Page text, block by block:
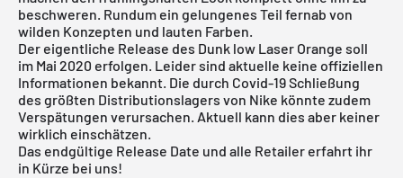
beschweren. Rundum ein gelungenes Teil fernab von
wilden Konzepten und lauten Farben.
Der eigentliche Release des Dunk low Laser Orange soll
im Mai 2020 erfolgen. Leider sind aktuelle keine offiziellen
Informationen bekannt. Die durch Covid-19 Schließung
des größten Distributionslagers von Nike könnte zudem
Verspätungen verursachen. Aktuell kann dies aber keiner
wirklich einschätzen.
Das endgültige Release Date und alle Retailer erfahrt ihr
in Kürze bei uns!